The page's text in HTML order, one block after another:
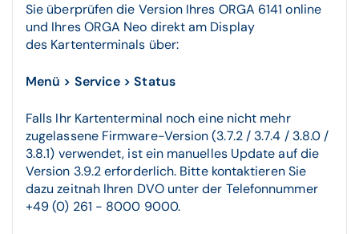
Sie überprüfen die Version Ihres ORGA 6141 online
und Ihres ORGA Neo direkt am Display
des Kartenterminals über:
Menü > Service > Status
Falls Ihr Kartenterminal noch eine nicht mehr
zugelassene Firmware-Version (3.7.2 / 3.7.4 / 3.8.0 /
3.8.1) verwendet, ist ein manuelles Update auf die
Version 3.9.2 erforderlich. Bitte kontaktieren Sie
dazu zeitnah Ihren DVO unter der Telefonnummer
+49 (0) 261 - 8000 9000.